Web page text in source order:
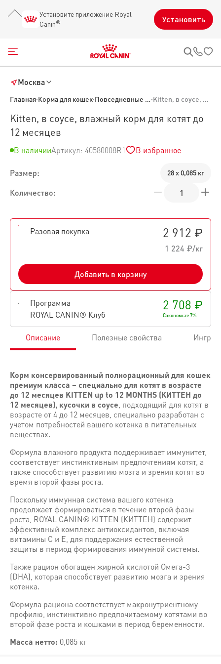
Установите приложение Royal
Canin® Установить
Открыть меню
Главная·Корма для кошек· Повседневные корма для кошек· Kitten, в соусе, влажный корм для котят до 12 месяцев
Москва
Kitten, в соусе, влажный корм для котят до
12 месяцев
В наличииАртикул: 40580008R1 В избранное
Размер: 28 х 0,085 кг
Количество:
Разовая покупка 2 912 ₽
1 224 ₽/кг
Добавить в корзину
Программа
ROYAL CANIN® Клуб
2 708 ₽
Сэкономьте 7%
Описание Полезные свойства
Корм консервированный полнорационный для кошек
премиум класса – специально для котят в возрасте
до 12 месяцев KITTEN up to 12 MONTHS (КИТТЕН до
12 месяцев), кусочки в соусе, подходящий для котят в
возрасте от 4 до 12 месяцев, специально разработан с
учетом потребностей вашего котенка в питательных
веществах.
Формула влажного продукта поддерживает иммунитет,
соответствует инстинктивным предпочтениям котят, а
также способствует развитию мозга и зрения котят во
время второй фазы роста.
Поскольку иммунная система вашего котенка
продолжает формироваться в течение второй фазы
роста, ROYAL CANIN® KITTEN (КИТТЕН) содержит
эффективный комплекс антиоксидантов, включая
витамины С и Е, для поддержания естественной
защиты в период формирования иммунной системы.
Также рацион обогащен жирной кислотой Омега-3
(DHA), которая способствует развитию мозга и зрения
котенка.
Формула рациона соответствует макронутриентному
профилю, инстинктивно предпочитаемому котятами во
второй фазе роста и кошками в период беременности.
Масса нетто: 0,085 кг